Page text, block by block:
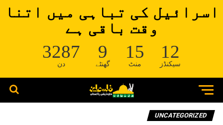
اسرائیل کی تباہی میں اتنا
وقت باقی ہے
3287
دن
9
گھنٹے
15
منٹ
12
سیکنڈز
UNCATEGORIZED